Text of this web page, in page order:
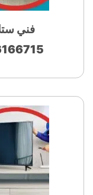
فني
66166715 تركيب